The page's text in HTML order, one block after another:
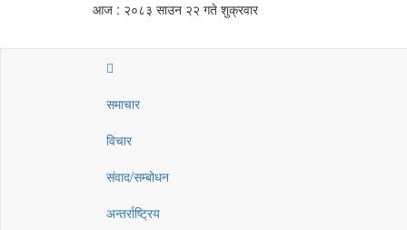
आज : २०८३ साउन २२ गते शुक्रवार
समाचार
विचार
संवाद/सम्बोधन
अन्तर्राष्ट्रिय